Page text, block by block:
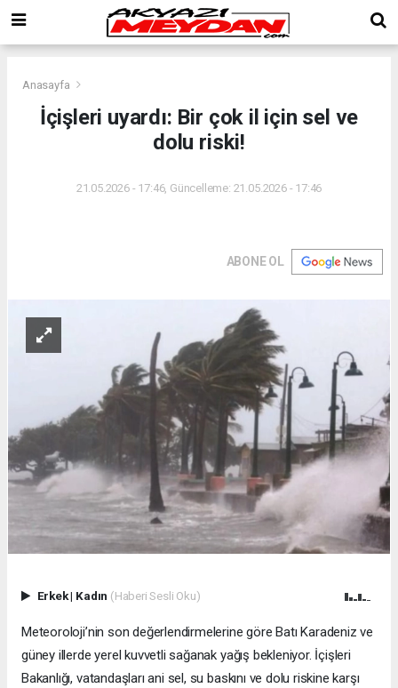
Anasayfa
İçişleri uyardı: Bir çok il için sel ve
dolu riski!
21.05.2026 - 17:46, Güncelleme: 21.05.2026 - 17:46
ABONE OL
Erkek| Kadın (Haberi Sesli Oku)
Meteoroloji’nin son değerlendirmelerine göre Batı Karadeniz ve
güney illerde yerel kuvvetli sağanak yağış bekleniyor. İçişleri
Bakanlığı, vatandaşları ani sel, su baskını ve dolu riskine karşı